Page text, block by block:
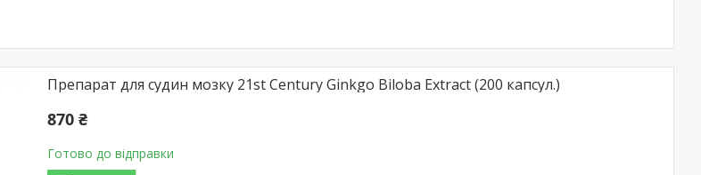
Препарат для судин мозку 21st Century Ginkgo Biloba Extract (200 капсул.)
870 ₴
Готово до відправки